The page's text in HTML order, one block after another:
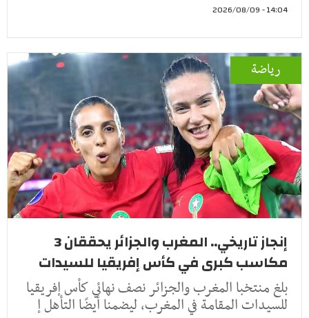
14:04 - 2026/08/09
رياضة
إنجاز تاريخي.. المغرب والجزائر يحققان 3
مكاسب كبرى في كأس إفريقيا للسيدات
بلغ منتخبا المغرب والجزائر نصف نهائي كأس إفريقيا
للسيدات المقامة في المغرب، ليضمنا أيضًا التأهل إ